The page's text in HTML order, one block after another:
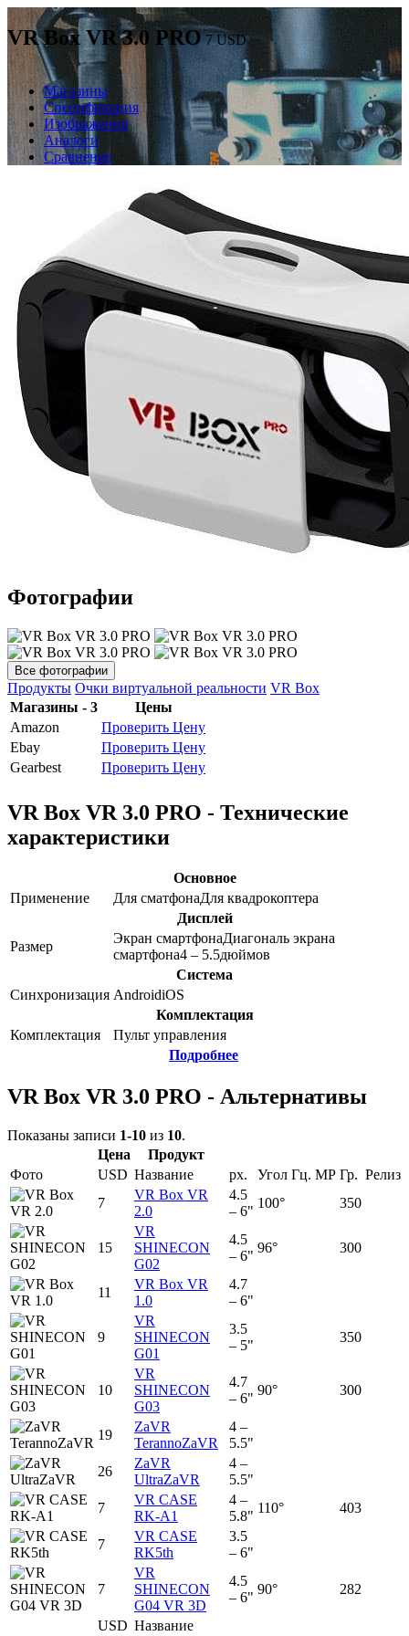
VR Box VR 3.0 PRO 7USD
Магазины
Спецификация
Изображения
Аналоги
Сравнение
Фотографии
Все фотографии
Продукты Очки виртуальной реальности VR Box
Магазины - 3
Цены
Amazon
Проверить Цену
Ebay
Проверить Цену
Gearbest
Проверить Цену
VR Box VR 3.0 PRO - Технические
характеристики
Основное
Применение
Для сматфонаДля квадрокоптера
Дисплей
Размер
Экран смартфонаДиагональ экрана
смартфона4 – 5.5дюймов
Система
Синхронизация AndroidiOS
Комплектация
Комплектация
Пульт управления
Подробнее
VR Box VR 3.0 PRO - Альтернативы
Показаны записи 1-10 из 10.
Цена
Продукт
Фото
USD Название px. Угол Гц. MP Гр. Релиз
USD Название
7
VR Box VR
2.0
4.5
– 6"
100° 350
15
VR
SHINECON
G02
4.5
– 6"
96° 300
11
VR Box VR
1.0
4.7
– 6"
9
VR
SHINECON
G01
3.5
– 5"
350
10
VR
SHINECON
G03
4.7
– 6"
90° 300
19
ZaVR
TerannoZaVR
4 –
5.5"
26
ZaVR
UltraZaVR
4 –
5.5"
7
VR CASE
RK-A1
4 –
5.8"
110° 403
7
VR CASE
RK5th
3.5
– 6"
7
VR
SHINECON
G04 VR 3D
4.5
– 6"
90° 282